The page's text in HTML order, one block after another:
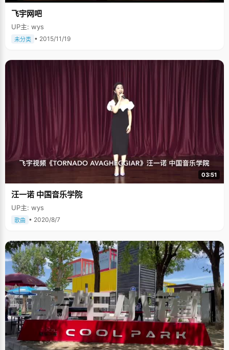
飞宇网吧
UP主: wys
未分类 • 2015/11/19
03:51
汪一诺 中国音乐学院
UP主: wys
歌曲 • 2020/8/7